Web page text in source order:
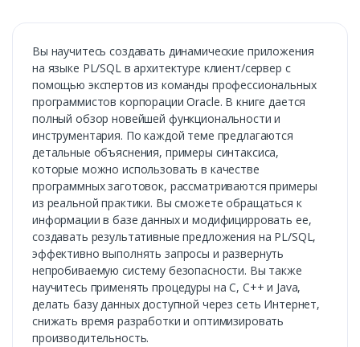
Вы научитесь создавать динамические приложения
на языке PL/SQL в архитектуре клиент/сервер с
помощью экспертов из команды профессиональных
программистов корпорации Oracle. В книге дается
полный обзор новейшей функциональности и
инструментария. По каждой теме предлагаются
детальные объяснения, примеры синтаксиса,
которые можно использовать в качестве
программных заготовок, рассматриваются примеры
из реальной практики. Вы сможете обращаться к
информации в базе данных и модифицирровать ее,
создавать результативные предложения на PL/SQL,
эффективно выполнять запросы и развернуть
непробиваемую систему безопасности. Вы также
научитесь применять процедуры на С, С++ и Java,
делать базу данных доступной через сеть Интернет,
снижать время разработки и оптимизировать
производительность.